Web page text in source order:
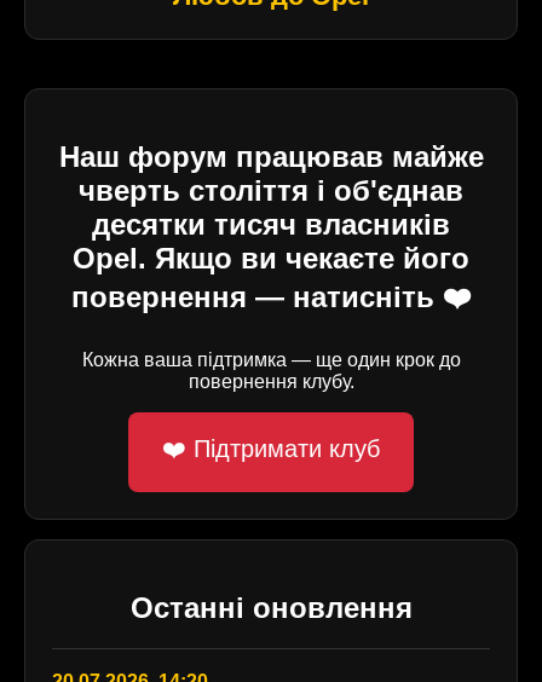
Наш форум працював майже
чверть століття і об'єднав
десятки тисяч власників
Opel. Якщо ви чекаєте його
повернення — натисніть ❤️
Кожна ваша підтримка — ще один крок до
повернення клубу.
❤️ Підтримати клуб
Останні оновлення